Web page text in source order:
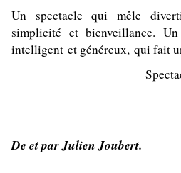
Un spectacle qui mêle
simplicité et bienveillance.
intelligent et généreux, qui fait
De et par Julien Joubert.